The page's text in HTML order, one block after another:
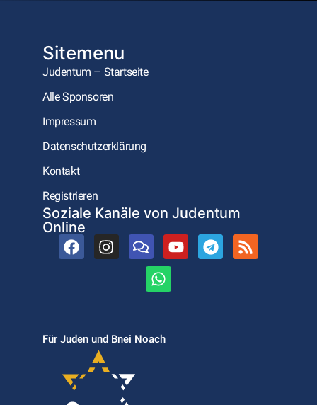
Sitemenu
Judentum – Startseite
Alle Sponsoren
Impressum
Datenschutzerklärung
Kontakt
Registrieren
Soziale Kanäle von Judentum
Online
Für Juden und Bnei Noach